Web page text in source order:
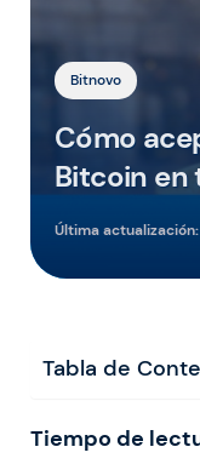
Bitnovo
Cómo
Bitcoin en
Última actualización:
Tabla de
Tiempo de